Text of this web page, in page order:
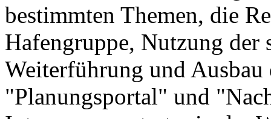
bestimmten Themen, die
Hafengruppe, Nutzung der
Weiterführung und
"Planungsportal" und